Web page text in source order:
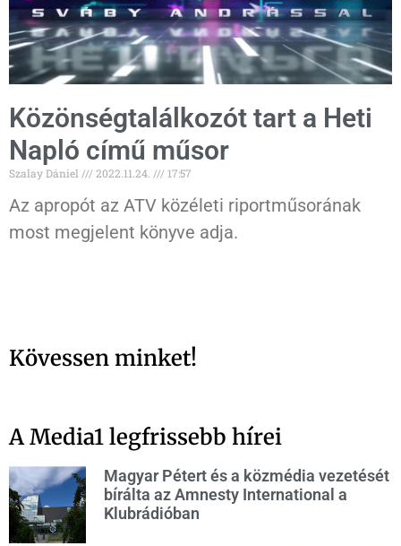
Közönségtalálkozót tart a Heti
Napló című műsor
Szalay Dániel 2022.11.24. 17:57
Az apropót az ATV közéleti riportműsorának
most megjelent könyve adja.
Kövessen minket!
A Media1 legfrissebb hírei
Magyar Pétert és a közmédia vezetését
bírálta az Amnesty International a
Klubrádióban